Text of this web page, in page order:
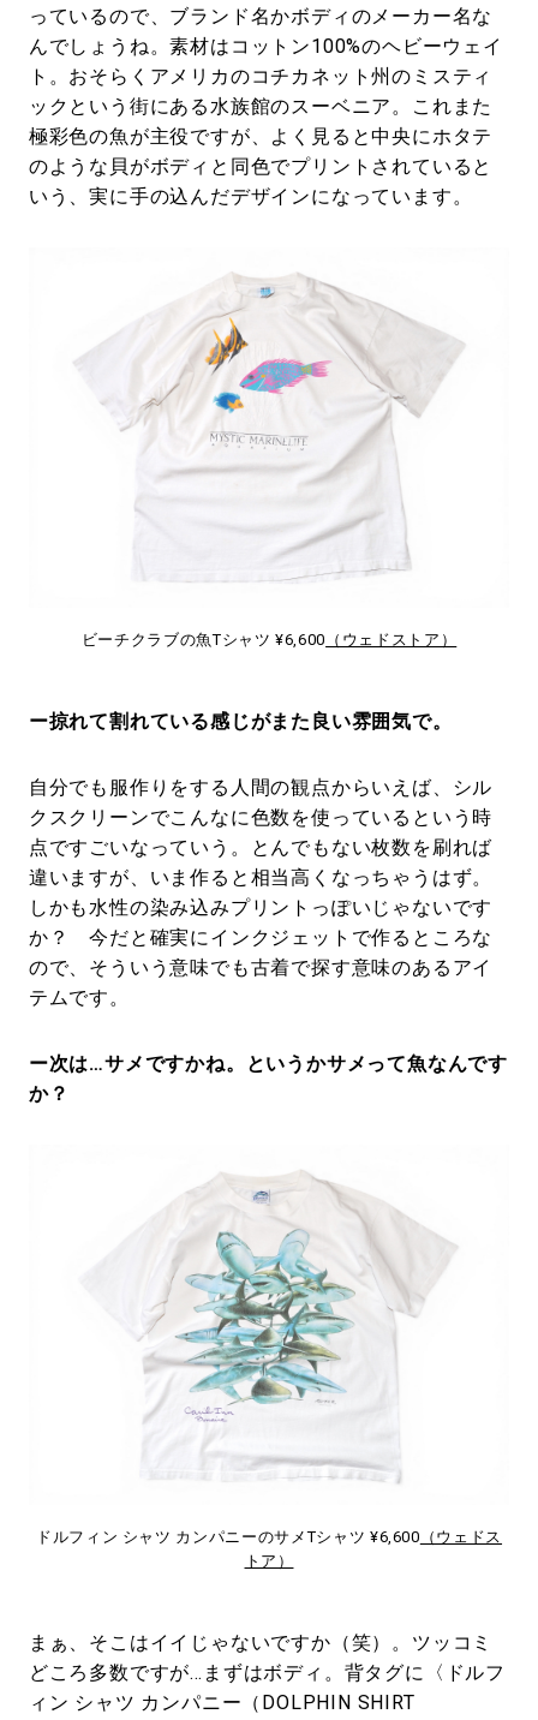
っているので、ブランド名かボディのメーカー名な
んでしょうね。素材はコットン100%のヘビーウェイ
ト。おそらくアメリカのコチカネット州のミスティ
ックという街にある水族館のスーベニア。これまた
極彩色の魚が主役ですが、よく見ると中央にホタテ
のような貝がボディと同色でプリントされていると
いう、実に手の込んだデザインになっています。
ビーチクラブの魚Tシャツ ¥6,600 （ウェドストア）
ー掠れて割れている感じがまた良い雰囲気で。
自分でも服作りをする人間の観点からいえば、シル
クスクリーンでこんなに色数を使っているという時
点ですごいなっていう。とんでもない枚数を刷れば
違いますが、いま作ると相当高くなっちゃうはず。
しかも水性の染み込みプリントっぽいじゃないです
か？ 今だと確実にインクジェットで作るところな
ので、そういう意味でも古着で探す意味のあるアイ
テムです。
ー次は…サメですかね。というかサメって魚なんです
か？
ドルフィン シャツ カンパニーのサメTシャツ ¥6,600 （ウェドス
トア）
まぁ、そこはイイじゃないですか（笑）。ツッコミ
どころ多数ですが…まずはボディ。背タグに〈ドルフ
ィン シャツ カンパニー（DOLPHIN SHIRT